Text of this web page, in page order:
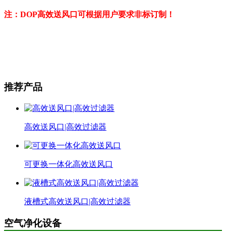
注：DOP高效送风口可根据用户要求非标订制！
推荐产品
高效送风口|高效过滤器
可更换一体化高效送风口
液槽式高效送风口|高效过滤器
空气净化设备